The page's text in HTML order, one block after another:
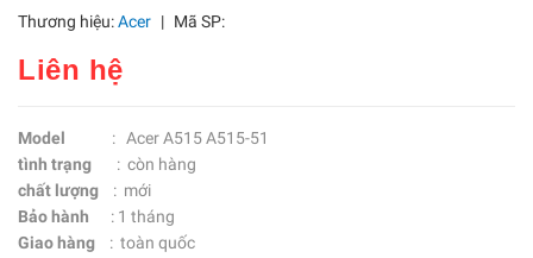
Thương hiệu:Acer | Mã SP:
Liên hệ
Model : Acer A515 A515-51
tình trạng
: còn hàng
chất lượng : mới
Bảo hành
: 1 tháng
Giao hàng : toàn quốc